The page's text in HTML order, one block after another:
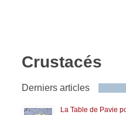
Crustacés
Derniers articles
La Table de Pavie